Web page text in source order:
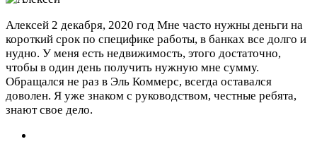
Алексей 2 декабря, 2020 год Мне часто нужны деньги на
короткий срок по специфике работы, в банках все долго и
нудно. У меня есть недвижимость, этого достаточно,
чтобы в один день получить нужную мне сумму.
Обращался не раз в Эль Коммерс, всегда оставался
доволен. Я уже знаком с руководством, честные ребята,
знают свое дело.